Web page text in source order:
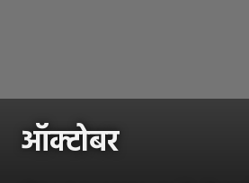
ऑक्टोबर